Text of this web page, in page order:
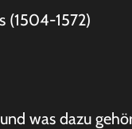
(1504-1572)
was dazu